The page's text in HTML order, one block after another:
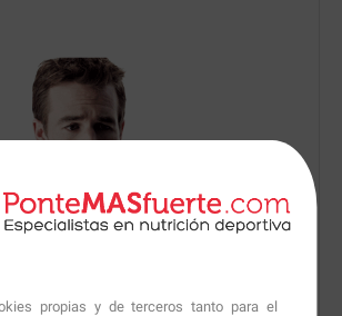
propias y de terceros tanto para el